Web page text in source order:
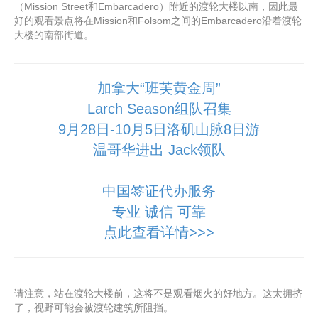
（Mission Street和Embarcadero）附近的渡轮大楼以南，因此最
好的观看景点将在Mission和Folsom之间的Embarcadero沿着渡轮
大楼的南部街道。
加拿大“班芙黄金周”
Larch Season组队召集
9月28日-10月5日洛矶山脉8日游
温哥华进出 Jack领队
中国签证代办服务
专业 诚信 可靠
点此查看详情>>>
请注意，站在渡轮大楼前，这将不是观看烟火的好地方。这太拥挤
了，视野可能会被渡轮建筑所阻挡。